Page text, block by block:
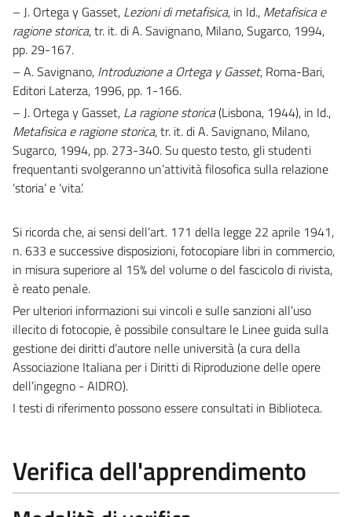
– J. Ortega y Gasset, Lezioni di metafisica, in Id., Metafisica e
ragione storica, tr. it. di A. Savignano, Milano, Sugarco, 1994,
pp. 29-167.
– A. Savignano, Introduzione a Ortega y Gasset, Roma-Bari,
Editori Laterza, 1996, pp. 1-166.
– J. Ortega y Gasset, La ragione storica(Lisbona, 1944), in Id.,
Metafisica e ragione storica, tr. it. di A. Savignano, Milano,
Sugarco, 1994, pp. 273-340. Su questo testo, gli studenti
frequentanti svolgeranno un’attività filosofica sulla relazione
‘storia’ e ‘vita’.
Si ricorda che, ai sensi dell’art. 171 della legge 22 aprile 1941,
n. 633 e successive disposizioni, fotocopiare libri in commercio,
in misura superiore al 15% del volume o del fascicolo di rivista,
è reato penale.
Per ulteriori informazioni sui vincoli e sulle sanzioni all’uso
illecito di fotocopie, è possibile consultare le Linee guida sulla
gestione dei diritti d’autore nelle università (a cura della
Associazione Italiana per i Diritti di Riproduzione delle opere
dell’ingegno - AIDRO).
I testi di riferimento possono essere consultati in Biblioteca.
Verifica dell'apprendimento